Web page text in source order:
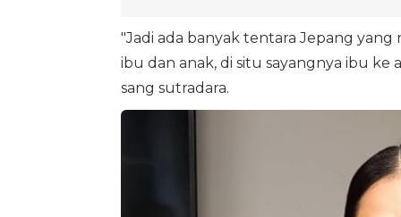
"Jadi ada banyak tentara Jepang
ibu dan anak, di situ sayangnya ibu
sang sutradara.